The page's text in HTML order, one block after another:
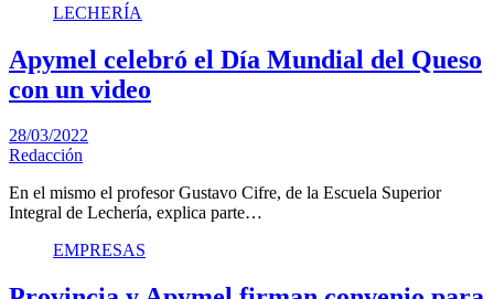
LECHERÍA
Apymel celebró el Día Mundial del Queso
con un video
28/03/2022
Redacción
En el mismo el profesor Gustavo Cifre, de la Escuela Superior
Integral de Lechería, explica parte…
EMPRESAS